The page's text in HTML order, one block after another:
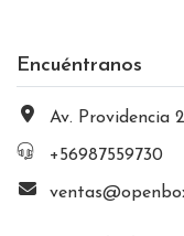
Encuéntranos
Av. Providencia
+56987559730